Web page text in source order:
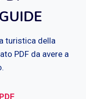
turistica della
PDF da avere a